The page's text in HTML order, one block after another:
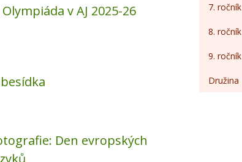
Olympiáda v AJ 2025-26
Den evropských
7. ročník
8. ročník
9. ročník
Družina